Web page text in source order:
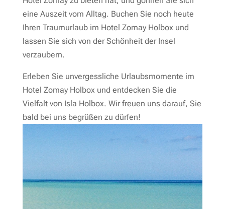
eine Auszeit vom Alltag. Buchen Sie noch heute
Ihren Traumurlaub im Hotel Zomay Holbox und
lassen Sie sich von der Schönheit der Insel
verzaubern.
Erleben Sie unvergessliche Urlaubsmomente im
Hotel Zomay Holbox und entdecken Sie die
Vielfalt von Isla Holbox. Wir freuen uns darauf, Sie
bald bei uns begrüßen zu dürfen!